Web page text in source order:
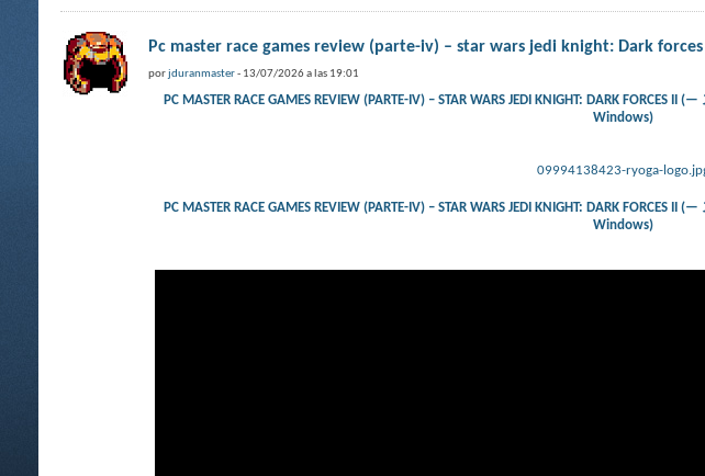
Pc master race games review (parte-iv) – star wars jedi knight: Dark
porjduranmaster- 13/07/2026 a las 19:01
PC MASTER RACE GAMES REVIEW (PARTE-IV) – STAR WARS JEDI KNIGHT: DARK
Windows)
09994138423-ryoga-
PC MASTER RACE GAMES REVIEW (PARTE-IV) – STAR WARS JEDI KNIGHT: DARK
Windows)